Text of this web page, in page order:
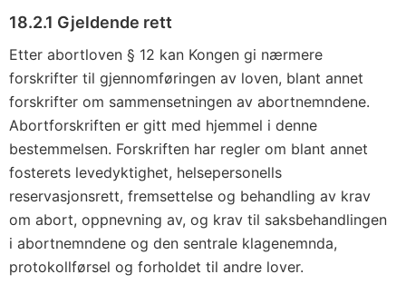
18.2.1 Gjeldende rett
Etter abortloven § 12 kan Kongen gi nærmere
forskrifter til gjennomføringen av loven, blant annet
forskrifter om sammensetningen av abortnemndene.
Abortforskriften er gitt med hjemmel i denne
bestemmelsen. Forskriften har regler om blant annet
fosterets levedyktighet, helsepersonells
reservasjonsrett, fremsettelse og behandling av krav
om abort, oppnevning av, og krav til saksbehandlingen
i abortnemndene og den sentrale klagenemnda,
protokollførsel og forholdet til andre lover.